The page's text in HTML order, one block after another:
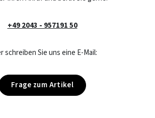
+49 2043 - 957191 50
schreiben Sie uns eine E-Mail:
Frage zum Artikel